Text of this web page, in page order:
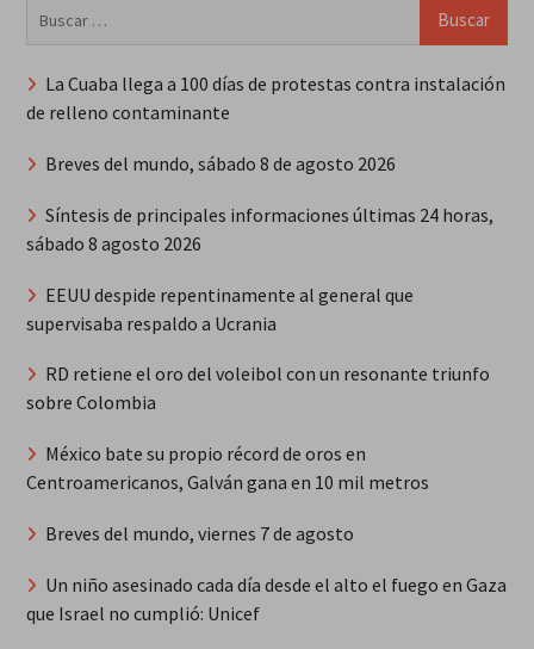
La Cuaba llega a 100 días de protestas contra instalación
de relleno contaminante
Breves del mundo, sábado 8 de agosto 2026
Síntesis de principales informaciones últimas 24 horas,
sábado 8 agosto 2026
EEUU despide repentinamente al general que
supervisaba respaldo a Ucrania
RD retiene el oro del voleibol con un resonante triunfo
sobre Colombia
México bate su propio récord de oros en
Centroamericanos, Galván gana en 10 mil metros
Breves del mundo, viernes 7 de agosto
Un niño asesinado cada día desde el alto el fuego en Gaza
que Israel no cumplió: Unicef